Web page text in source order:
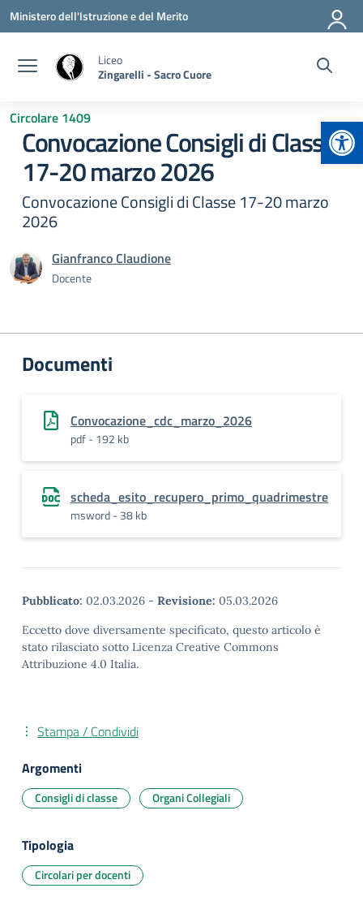
Vai ai contenuti
Vai al menu di navigazione
Vai al footer
Ministero dell'Istruzione e del Merito
Liceo
Zingarelli - Sacro Cuore
Circolare 1409
Convocazione Consigli di Classe
17-20 marzo 2026
Convocazione Consigli di Classe 17-20 marzo
2026
Gianfranco Claudione
Docente
Documenti
Convocazione_cdc_marzo_2026
pdf - 192 kb
scheda_esito_recupero_primo_quadrimestre
msword - 38 kb
Pubblicato: 02.03.2026 - Revisione: 05.03.2026
Eccetto dove diversamente specificato, questo articolo è
stato rilasciato sotto Licenza Creative Commons
Attribuzione 4.0 Italia.
Stampa / Condividi
Argomenti
Consigli di classe Organi Collegiali
Tipologia
Circolari per docenti